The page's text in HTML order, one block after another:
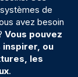
de
avez besoin
Vous pouvez
inspirer, ou
les
.